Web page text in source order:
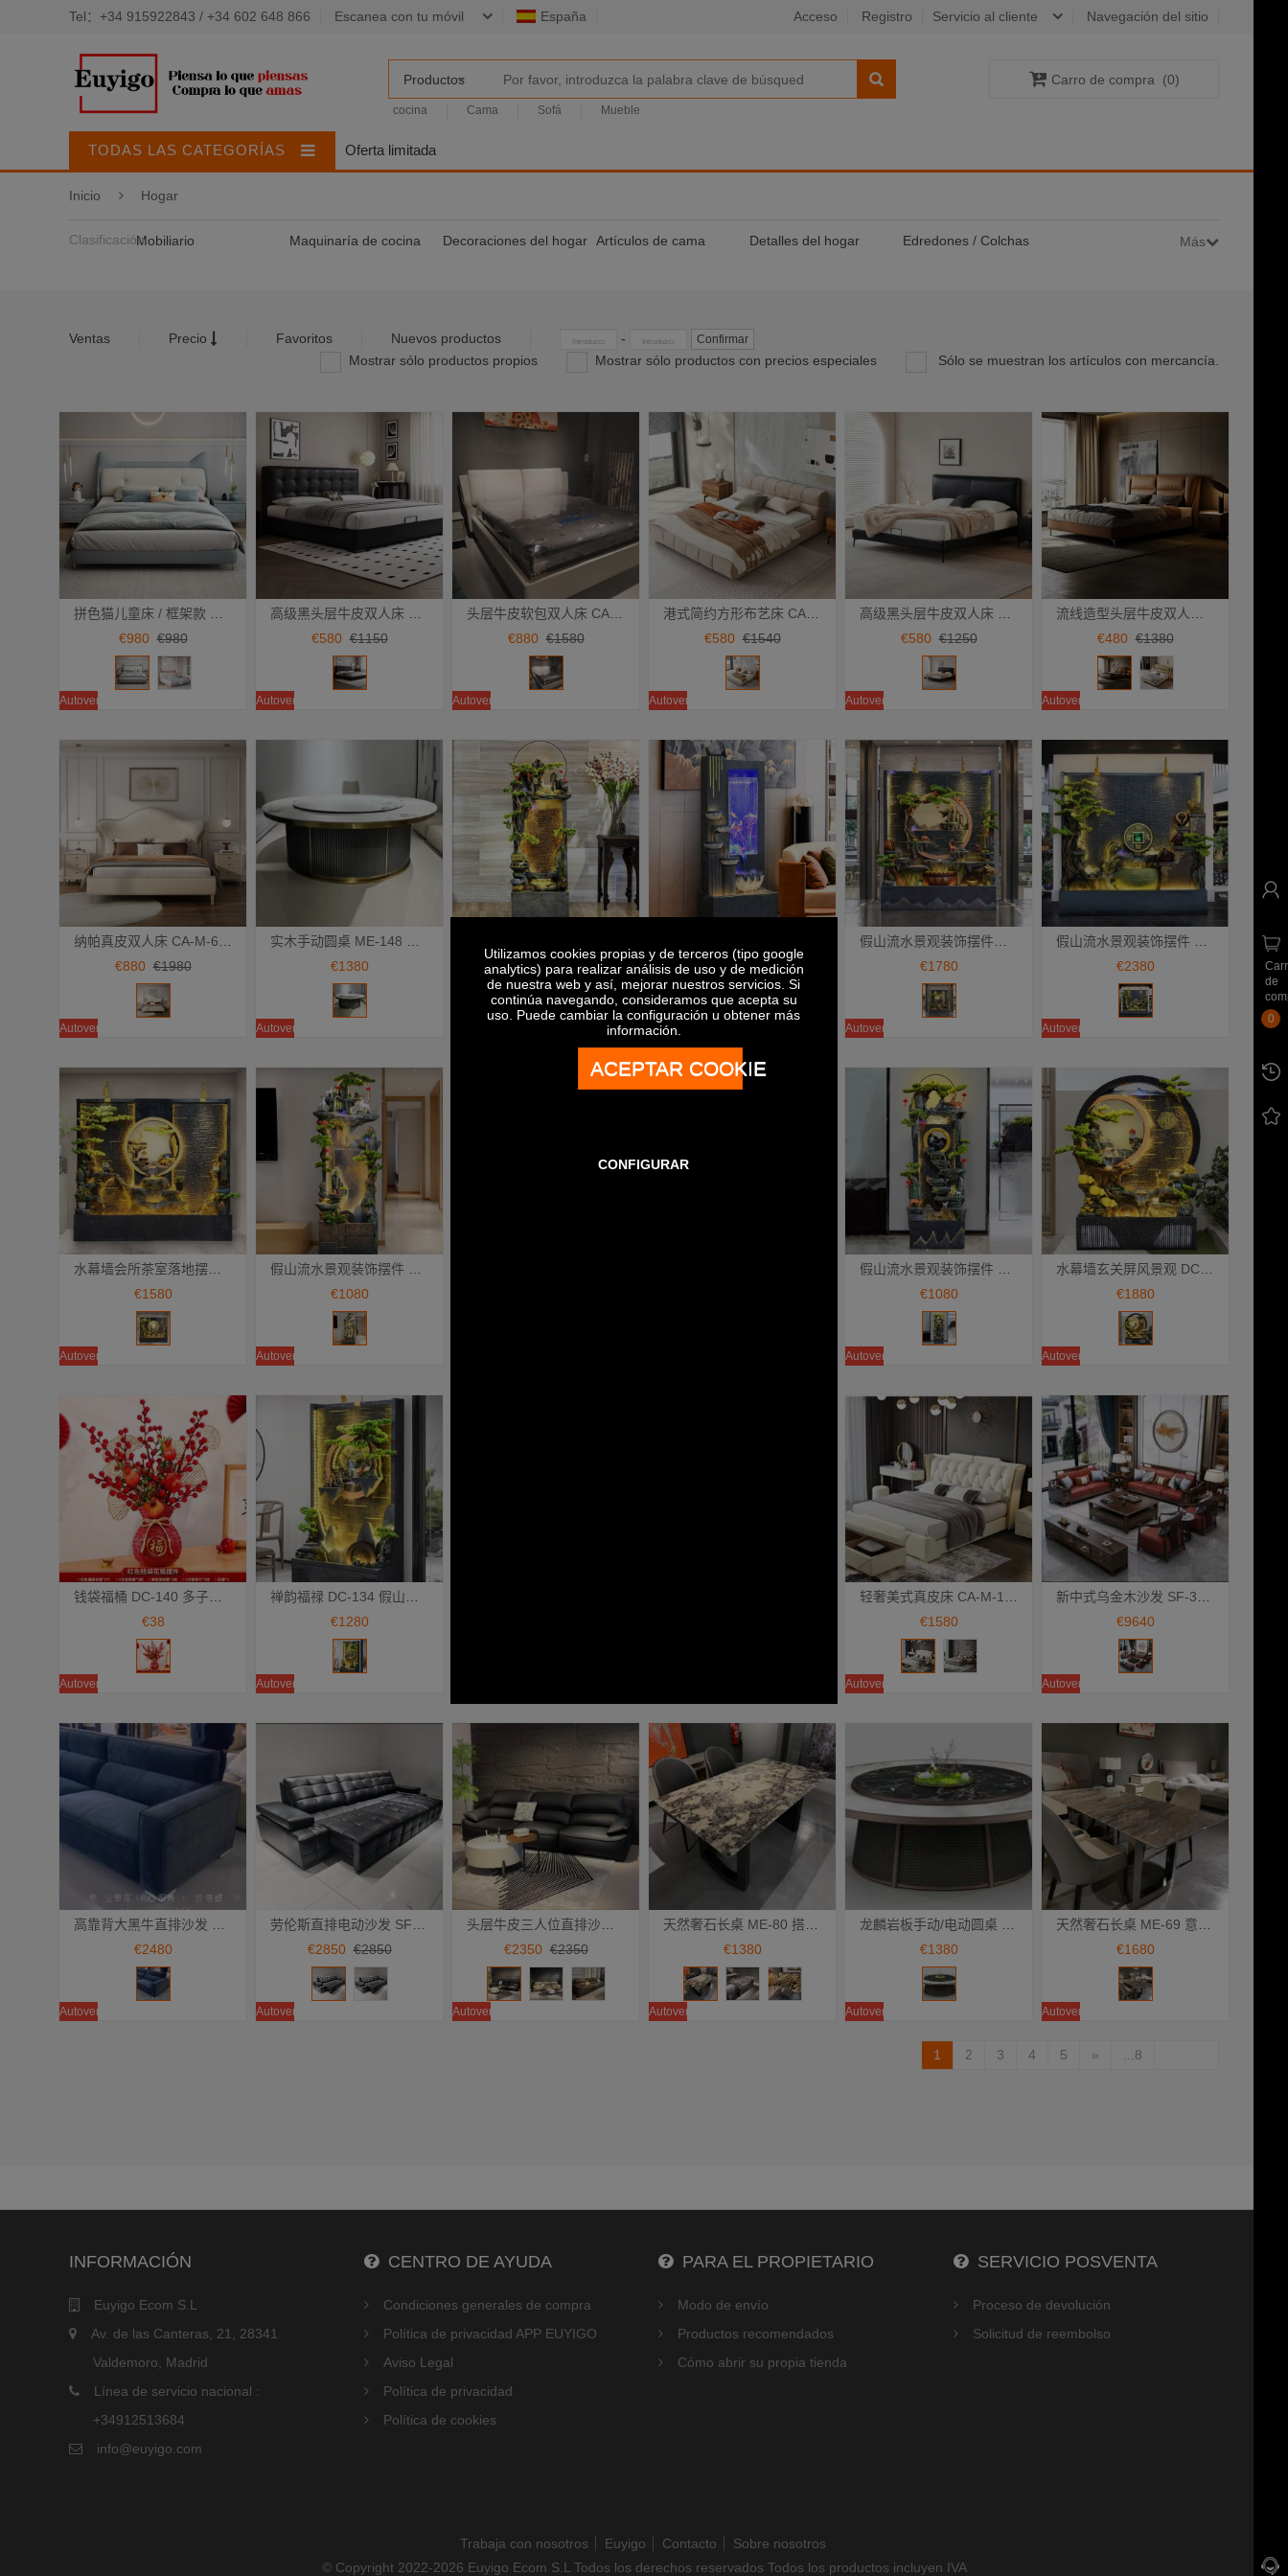
Utilizamos cookies propias y de terceros (tipo google
analytics) para realizar análisis de uso y de medición
de nuestra web y así, mejorar nuestros servicios. Si
continúa navegando, consideramos que acepta su
uso. Puede cambiar la configuración u obtener más
información.
ACEPTAR COOKIE
CONFIGURAR
Tel：+34 915922843 / +34 602 648 866 Escanea con tu móvil España Servicio al cliente Navegación del sitio
Acceso Registro
Productos
cocina Cama Sofá Mueble
Carro de compra (0)
TODAS LAS CATEGORÍAS Oferta limitada
Inicio Hogar
ClasificaciónMobiliario Maquinaría de cocina Decoraciones del hogar Artículos de cama Detalles del hogar Edredones / Colchas Más
Ventas Precio Favoritos Nuevos productos - Confirmar
Mostrar sólo productos propios Mostrar sólo productos con precios especiales Sólo se muestran los artículos con mercancía.
Añadir a la cesta
€980 €980
Autoventa
Añadir a la cesta
€580 €1150
Autoventa
Añadir a la cesta
€880 €1580
Autoventa
Añadir a la cesta
€580 €1540
Autoventa
Añadir a la cesta
€580 €1250
Autoventa
Añadir a la cesta
€480 €1380
Autoventa
Añadir a la cesta
€880 €1980
Autoventa
Añadir a la cesta
€1380
Autoventa
Añadir a la cesta
€980
Añadir a la cesta
€1180
Autoventa
Añadir a la cesta
€1780
Autoventa
Añadir a la cesta
€2380
Autoventa
Añadir a la cesta
€1580
Autoventa
Añadir a la cesta
€1080
Autoventa
Añadir a la cesta
€1080
Autoventa
Añadir a la cesta
€1880
Autoventa
Añadir a la cesta
€38
Autoventa
Añadir a la cesta
€1280
Autoventa
Añadir a la cesta
€1580
Autoventa
Añadir a la cesta
€9640
Autoventa
Añadir a la cesta
€2480
Autoventa
Añadir a la cesta
€2850 €2850
Autoventa
Añadir a la cesta
€2350 €2350
Autoventa
Añadir a la cesta
€1380
Autoventa
Añadir a la cesta
€1380
Autoventa
Añadir a la cesta
€1680
Autoventa
1 2 3 4 5 » ...8
de
0
INFORMACIÓN
Euyigo Ecom S.L
Av. de las Canteras, 21, 28341
Valdemoro, Madrid
Línea de servicio nacional :
+34912513684
info@euyigo.com
CENTRO DE AYUDA
Condiciones generales de compra
Política de privacidad APP EUYIGO
Aviso Legal
Política de privacidad
Política de cookies
PARA EL PROPIETARIO
Modo de envío
Productos recomendados
Cómo abrir su propia tienda
SERVICIO POSVENTA
Proceso de devolución
Solicitud de reembolso
Trabaja con nosotros Euyigo Contacto
Sobre nosotros
© Copyright 2022-2026 Euyigo Ecom S.L Todos los derechos reservados Todos los productos incluyen IVA